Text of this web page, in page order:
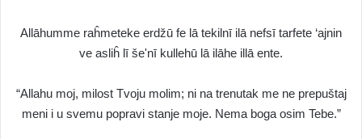
Allāhumme raĥmeteke erdžū fe lā tekilnī ilā nefsī tarfete ‘ajnin
ve asliĥ lī še'nī kullehū lā ilāhe illā ente.
“Allahu moj, milost Tvoju molim; ni na trenutak me ne prepuštaj
meni i u svemu popravi stanje moje. Nema boga osim Tebe.”